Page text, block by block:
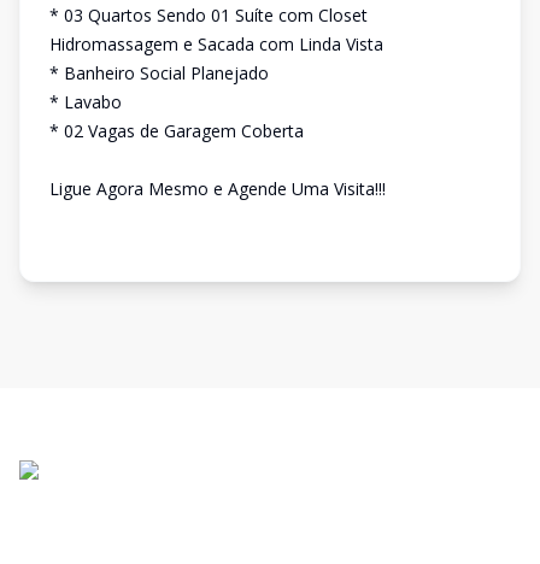
* 03 Quartos Sendo 01 Suíte com Closet
Hidromassagem e Sacada com Linda Vista
* Banheiro Social Planejado
* Lavabo
* 02 Vagas de Garagem Coberta
Ligue Agora Mesmo e Agende Uma Visita!!!